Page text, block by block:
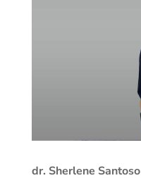
dr. Sherlene Santoso